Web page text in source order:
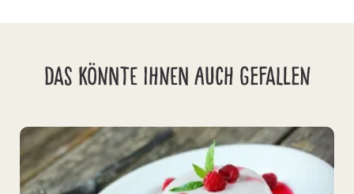
DAS KÖNNTE IHNEN AUCH GEFALLEN